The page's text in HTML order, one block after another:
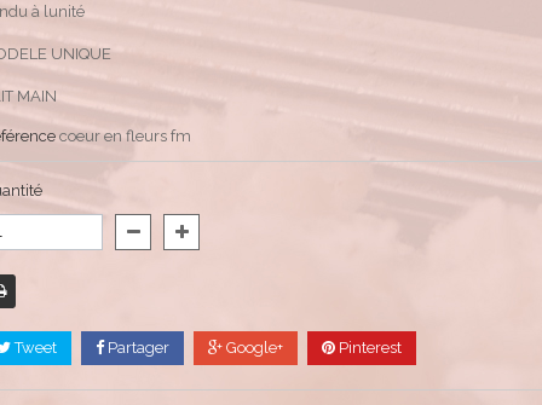
à lunité
UNIQUE
MAIN
coeur en fleurs fm
Tweet Partager Google+ Pinterest